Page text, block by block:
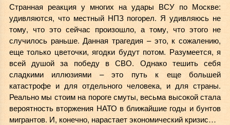
Странная реакция у многих на удары ВСУ по Москве:
удивляются, что местный НПЗ погорел. Я удивляюсь не
тому, что это сейчас произошло, а тому, что этого не
случилось раньше. Данная трагедия – это, к сожалению,
еще только цветочки, ягодки будут потом. Разумеется, я
всей душой за победу в СВО. Однако тешить себя
сладкими иллюзиями – это путь к еще большей
катастрофе и для отдельного человека, и для страны.
Реально мы стоим на пороге смуты, весьма высокой стала
вероятность вторжения НАТО в ближайшие годы и бунтов
мигрантов. И, конечно, нарастает экономический кризис…